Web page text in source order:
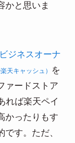
かと思いま
ジネスオーナ
楽天キャッシュ）
を
ァードストア
れば楽天ペイ
かったりもす
す。ただ、